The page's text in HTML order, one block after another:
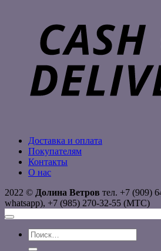
Доставка и оплата
Покупателям
Контакты
О нас
2022 © Долина Ветров тел. +7 (909)
whatsapp), +7 (985) 270-32-55 (МТС)
Искать: